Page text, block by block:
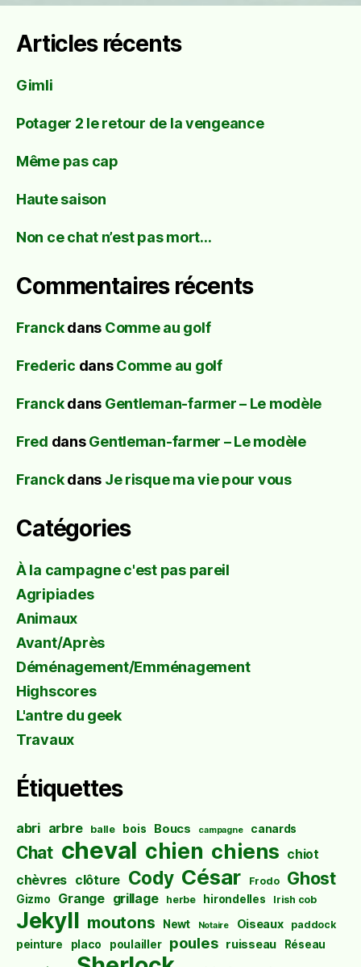
Articles récents
Gimli
Potager 2 le retour de la vengeance
Même pas cap
Haute saison
Non ce chat n’est pas mort…
Commentaires récents
Franckdans Comme au golf
Frederic dansComme au golf
Franckdans Gentleman-farmer – Le modèle
Fred dansGentleman-farmer – Le modèle
Franckdans Je risque ma vie pour vous
Catégories
À la campagne c'est pas pareil
Agripiades
Animaux
Avant/Après
Déménagement/Emménagement
Highscores
L'antre du geek
Travaux
Étiquettes
abri arbre balle bois Boucs campagne canards
Chat cheval chien chiens chiot
chèvres clôture Cody César Frodo Ghost
Gizmo Grange grillage herbe hirondelles Irish cob
Jekyll moutons Newt Notaire Oiseaux paddock
peinture placo poulailler poules ruisseau Réseau